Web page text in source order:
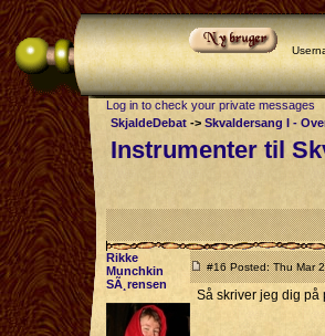
Log in to check your private messages
SkjaldeDebat -> Skvaldersang I -
Instrumenter til
Rikke
Munchkin
SÃ¸rensen
#16 Posted: Thu Mar
Så skriver jeg dig på